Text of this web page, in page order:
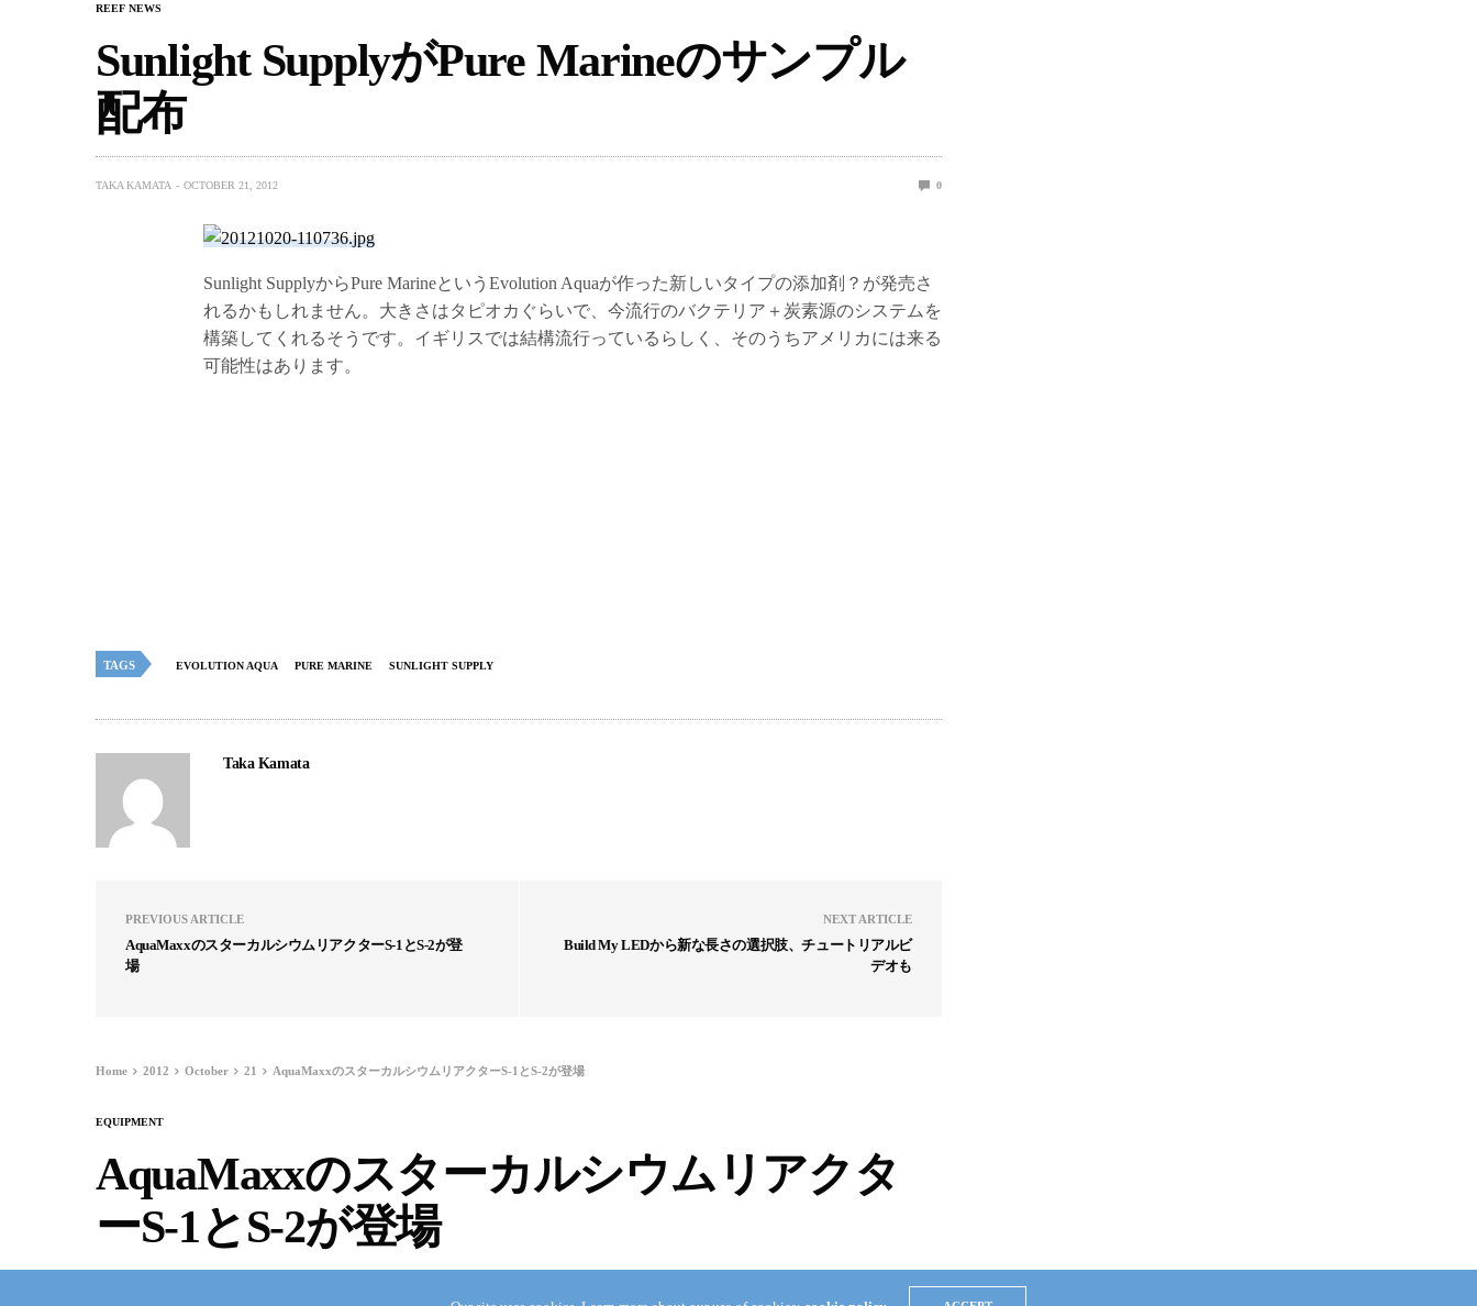
REEF NEWS
Sunlight SupplyがPure Marineのサンプル
配布
TAKA KAMATA OCTOBER 21, 2012 0
Sunlight SupplyからPure MarineというEvolution Aquaが作った新しいタイプの添加剤？が発売さ
れるかもしれません。大きさはタピオカぐらいで、今流行のバクテリア＋炭素源のシステムを
構築してくれるそうです。イギリスでは結構流行っているらしく、そのうちアメリカには来る
可能性はあります。
TAGS EVOLUTION AQUA PURE MARINE SUNLIGHT SUPPLY
Taka Kamata
PREVIOUS ARTICLE
AquaMaxxのスターカルシウムリアクターS-1とS-2が登
場
NEXT ARTICLE
Build My LEDから新な長さの選択肢、チュートリアルビ
デオも
Home 2012 October 21 AquaMaxxのスターカルシウムリアクターS-1とS-2が登場
EQUIPMENT
AquaMaxxのスターカルシウムリアクタ
ーS-1とS-2が登場